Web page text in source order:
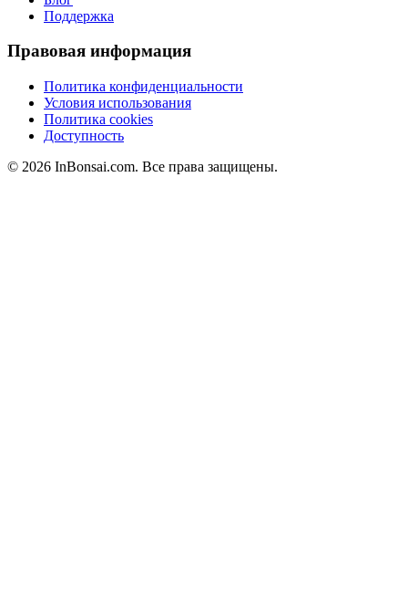
Поддержка
Правовая информация
Политика конфиденциальности
Условия использования
Политика cookies
Доступность
© 2026 InBonsai.com. Все права защищены.